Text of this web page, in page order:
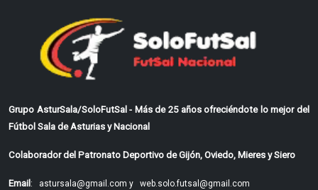
Grupo AsturSala/SoloFutSal - Más de 25 años ofreciéndote lo mejor del
Fútbol Sala de Asturias y Nacional
Colaborador del Patronato Deportivo de Gijón, Oviedo, Mieres y Siero
Email : astursala@gmail.com y web.solo.futsal@gmail.com